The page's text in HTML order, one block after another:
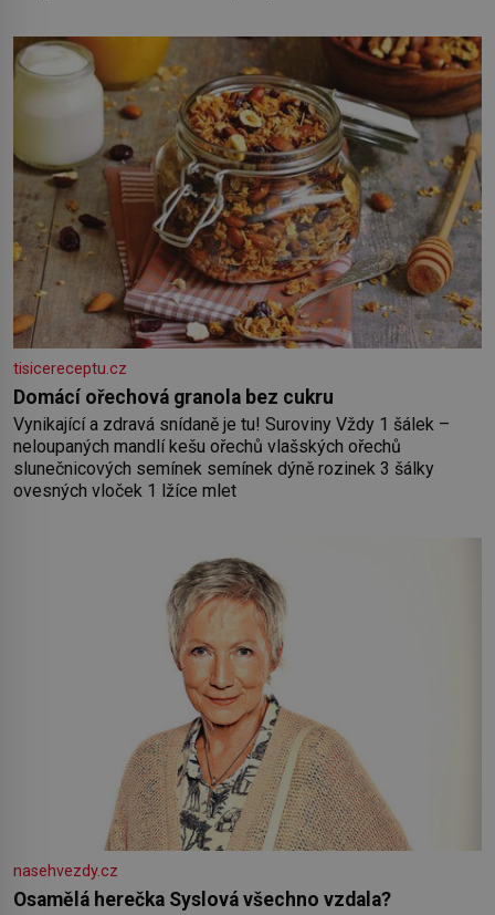
tisicereceptu.cz
Domácí ořechová granola bez cukru
Vynikající a zdravá snídaně je tu! Suroviny Vždy 1 šálek –
neloupaných mandlí kešu ořechů vlašských ořechů
slunečnicových semínek semínek dýně rozinek 3 šálky
ovesných vloček 1 lžíce mlet
nasehvezdy.cz
Osamělá herečka Syslová všechno vzdala?